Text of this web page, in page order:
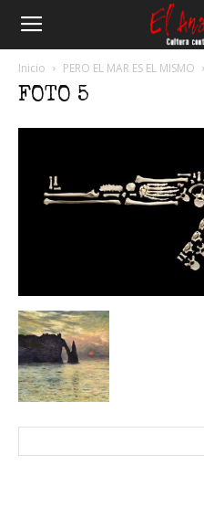
Inicio PERO EL MAR ES EL MISMO
FOTO 5